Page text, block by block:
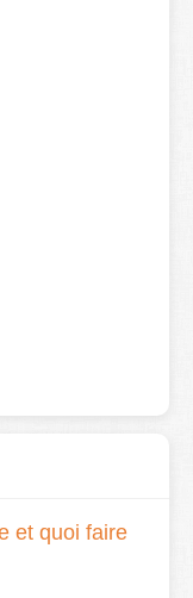
et quoi faire